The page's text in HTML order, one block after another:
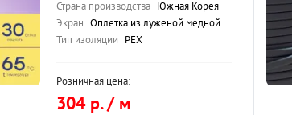
Страна производства Южная Корея
Экран Оплетка из луженой медной проволоки
Тип изоляции PEX
Розничная цена:
304 р. / м